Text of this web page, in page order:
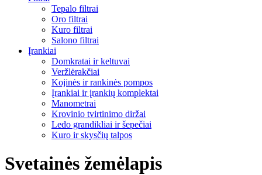
Tepalo filtrai
Oro filtrai
Kuro filtrai
Salono filtrai
Įrankiai
Domkratai ir keltuvai
Veržlėrakčiai
Kojinės ir rankinės pompos
Įrankiai ir įrankių komplektai
Manometrai
Krovinio tvirtinimo diržai
Ledo grandikliai ir šepečiai
Kuro ir skysčių talpos
Svetainės žemėlapis